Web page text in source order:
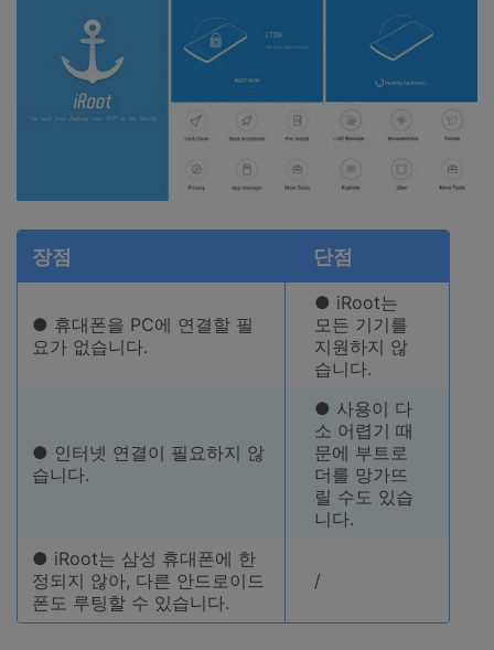
장점 단점
● 휴대폰을 PC에 연결할 필
요가 없습니다.
● iRoot는
모든 기기를
지원하지 않
습니다.
● 인터넷 연결이 필요하지 않
습니다.
● 사용이 다
소 어렵기 때
문에 부트로
더를 망가뜨
릴 수도 있습
니다.
● iRoot는 삼성 휴대폰에 한
정되지 않아, 다른 안드로이드
폰도 루팅할 수 있습니다.
/